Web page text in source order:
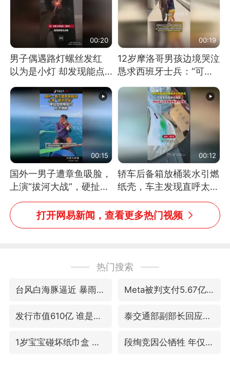
00:20
男子偶遇路灯螺丝发红
以为是小灯 却发现能点
燃香烟 当事人：已报警
处理
00:19
12岁摩洛哥男孩边境哭泣
恳求西班牙士兵：“可不
可以不要把我遣返回国”
00:15
国外一男子遭章鱼吸脸，
上演“拔河大战”，硬扯加
铁棒敲打方才挣脱
00:12
轿车后备箱放桶装水引燃
纸壳，车主发现直呼太危
险，“拍出来让大家都避
免这个危险”
打开网易新闻，查看更多热门视频
热门搜索
台风白海豚逼近 暴雨大暴雨来袭 Meta被判支付5.67亿美元
发行市值610亿 谁是宇树科技背后赢家 泰交通部副部长回应中国游客遭歧视
1岁宝宝碰坏纸巾盒 宝妈被索赔924元 段绚竞因公牺牲 年仅44岁